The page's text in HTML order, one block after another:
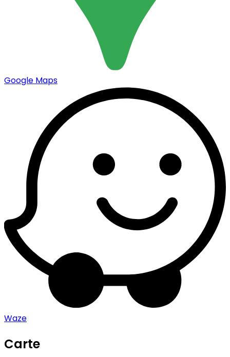
Google Maps
Waze
Carte